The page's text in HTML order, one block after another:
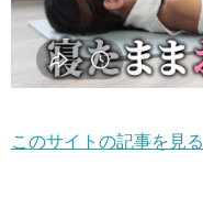
このサイトの記事を見る